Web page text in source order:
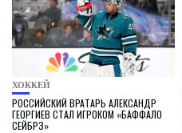
ХОККЕЙ
РОССИЙСКИЙ ВРАТАРЬ АЛЕКСАНДР
ГЕОРГИЕВ СТАЛ ИГРОКОМ «БАФФАЛО
СЕЙБРЗ»